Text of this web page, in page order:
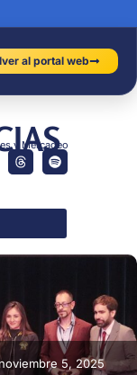
al portal web
y Mercadeo
noviembre 5, 2025